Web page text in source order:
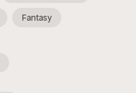
Fantasy